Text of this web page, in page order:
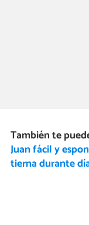
También te
Juan fácil y
tierna durante